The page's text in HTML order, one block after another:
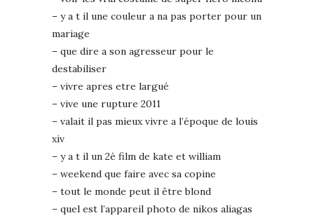
– y a t il une couleur a na pas porter pour un
mariage
– que dire a son agresseur pour le
destabiliser
– vivre apres etre largué
– vive une rupture 2011
– valait il pas mieux vivre a l’époque de louis
xiv
– y a t il un 2è film de kate et william
– weekend que faire avec sa copine
– tout le monde peut il être blond
– quel est l’appareil photo de nikos aliagas